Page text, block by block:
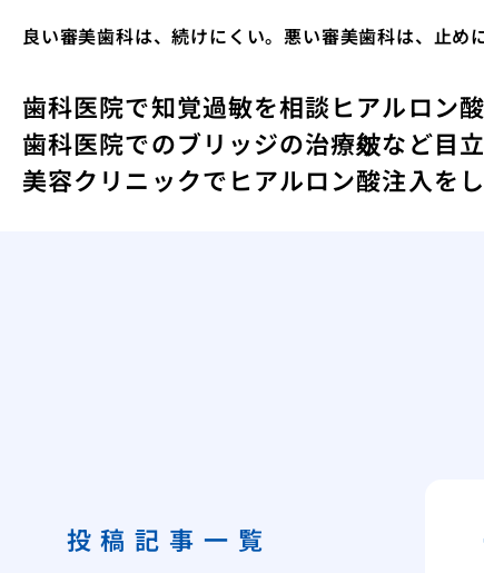
良い審美歯科は、続けにくい。悪い審美歯科は、止め
歯科医院で知覚過敏を相談ヒアルロン
歯科医院でのブリッジの治療皴など目
美容クリニックでヒアルロン酸注入を
投稿記事一覧